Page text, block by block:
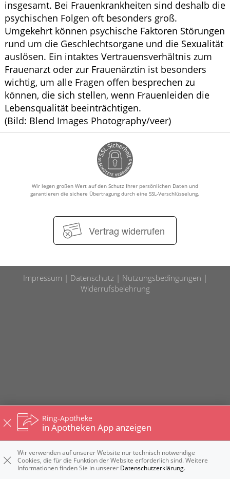
insgesamt. Bei Frauenkrankheiten sind deshalb die
psychischen Folgen oft besonders groß.
Umgekehrt können psychische Faktoren Störungen
rund um die Geschlechtsorgane und die Sexualität
auslösen. Ein intaktes Vertrauensverhältnis zum
Frauenarzt oder zur Frauenärztin ist besonders
wichtig, um alle Fragen offen besprechen zu
können, die sich stellen, wenn Frauenleiden die
Lebensqualität beeinträchtigen.
(Bild: Blend Images Photography/veer)
Wir legen großen Wert auf den Schutz Ihrer persönlichen Daten und
garantieren die sichere Übertragung durch eine SSL-Verschlüsselung.
Vertrag widerrufen
Impressum Datenschutz
Nutzungsbedingungen
Widerrufsbelehrung
Ring-Apotheke
in Apotheken App anzeigen
Wir verwenden auf unserer Website nur technisch notwendige
Cookies, die für die Funktion der Website erforderlich sind. Weitere
Informationen finden Sie in unserer Datenschutzerklärung.